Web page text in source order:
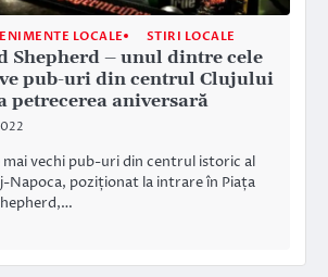
LOCALE STIRI LOCALE
Shepherd – unul dintre cele
pub-uri din centrul Clujului
petrecerea aniversară
vechi pub-uri din centrul istoric al
Napoca, poziționat la intrare în Piața